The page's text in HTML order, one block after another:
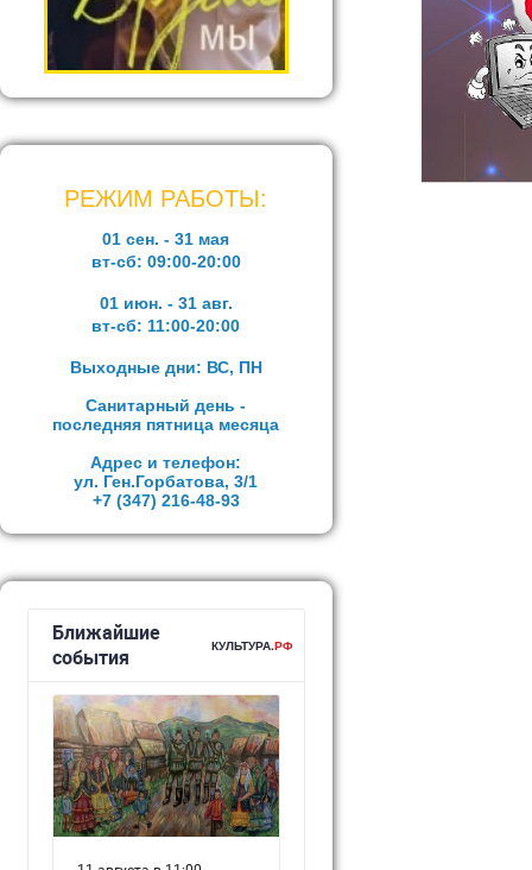
РЕЖИМ РАБОТЫ:
01 сен. - 31 мая
вт-сб: 09:00-20:00
01 июн. - 31 авг.
вт-сб: 11:00-20:00
Выходные дни: ВС, ПН
Санитарный день -
последняя пятница месяца
Адрес и телефон:
ул. Ген.Горбатова, 3/1
+7 (347) 216-48-93